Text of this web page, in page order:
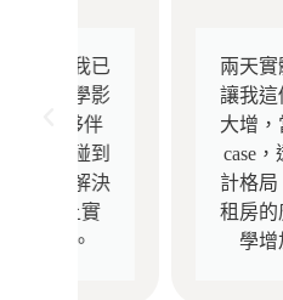
兩天實體課超級
讓我這個包租改
大增，當中有拿
case，透過團隊
計格局，這裡可
租房的廣度，也
學增加人脈和